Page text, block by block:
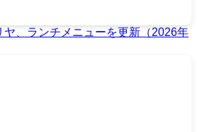
ヤ、ランチメニューを更新（2026年